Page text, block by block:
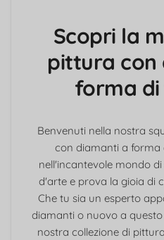
Scopri la
pittura con
forma
Benvenuti nella nostra
con diamanti a forma
nell'incantevole mondo
d'arte e prova la gioia di
Che tu sia un esperto
diamanti o nuovo a
nostra collezione di